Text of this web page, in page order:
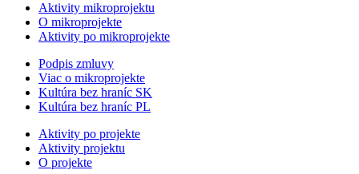
Aktivity mikroprojektu
O mikroprojekte
Aktivity po mikroprojekte
Podpis zmluvy
Viac o mikroprojekte
Kultúra bez hraníc SK
Kultúra bez hraníc PL
Aktivity po projekte
Aktivity projektu
O projekte